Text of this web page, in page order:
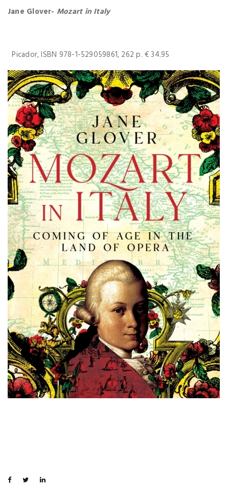
Jane Glover- Mozart in Italy
Picador, ISBN 978-1-529059861, 262 p. € 34.95